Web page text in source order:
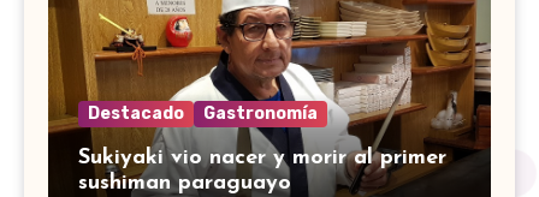
Destacado Gastronomía
Sukiyaki vio nacer y morir al primer
sushiman paraguayo